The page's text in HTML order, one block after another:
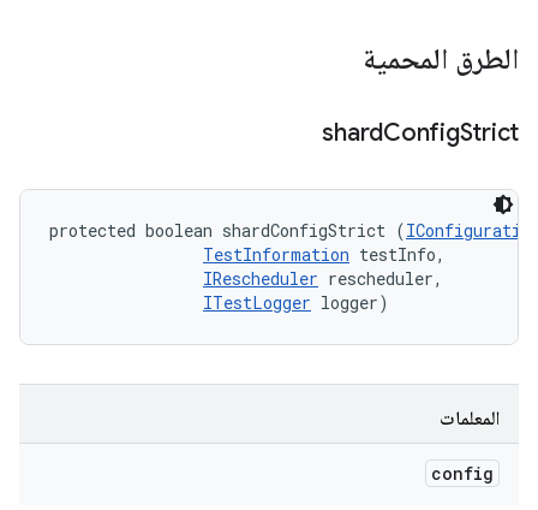
الطرق المحمية
shardConfigStrict
protected boolean shardConfigStrict (
TestInformation testInfo,
IRescheduler rescheduler,
ITestLogger logger)
المعلمات
config